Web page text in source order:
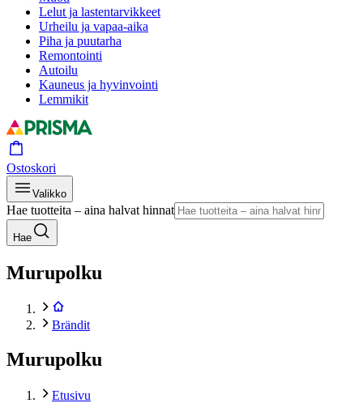
Lelut ja lastentarvikkeet
Urheilu ja vapaa-aika
Piha ja puutarha
Remontointi
Autoilu
Kauneus ja hyvinvointi
Lemmikit
Ostoskori
Valikko
Hae tuotteita – aina halvat hinnat
Hae
Murupolku
Brändit
Murupolku
Etusivu